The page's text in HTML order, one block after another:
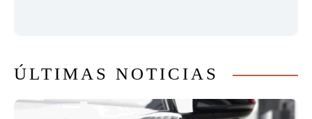
ÚLTIMAS NOTICIAS